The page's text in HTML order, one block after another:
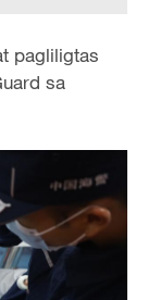
pagliligtas
sa